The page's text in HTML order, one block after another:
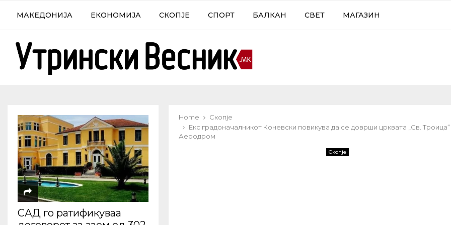
МАКЕДОНИЈА ЕКОНОМИЈА СКОПЈЕ СПОРТ БАЛКАН СВЕТ МАГАЗИН
Home
Скопје
Екс градоначалникот Коневски повикува да се доврши црквата „Св.
Аеродром
Скопје
САД го ратификуваа